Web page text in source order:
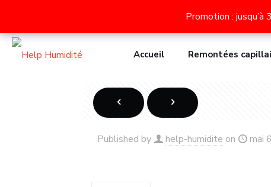
Découvrez nos appareils contre l'humidité des murs :
Accueil Remontées
Published by help-humidite on mai
Promotion :
Promotion :